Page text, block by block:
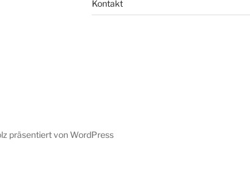
Kontakt
präsentiert von WordPress